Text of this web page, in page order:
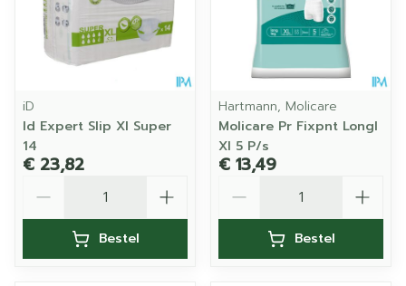
iD
Id Expert Slip Xl Super
14
€ 23,82
Bestel
Hartmann, Molicare
Molicare Pr Fixpnt Longl
Xl 5 P/s
€ 13,49
Bestel